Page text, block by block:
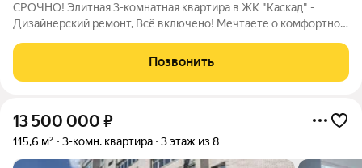
СРОЧНО! Элитная 3-комнатная квартира в ЖК "Каскад" -
Дизайнерский ремонт, Всё включено! Мечтаете о комфортной
идеальный выбор для вашей семьи! - Продается просторная 3-
комнатная квартира площадью 77
Позвонить
13 500 000 ₽
115,6 м² 3-комн. квартира 3 этаж из 8